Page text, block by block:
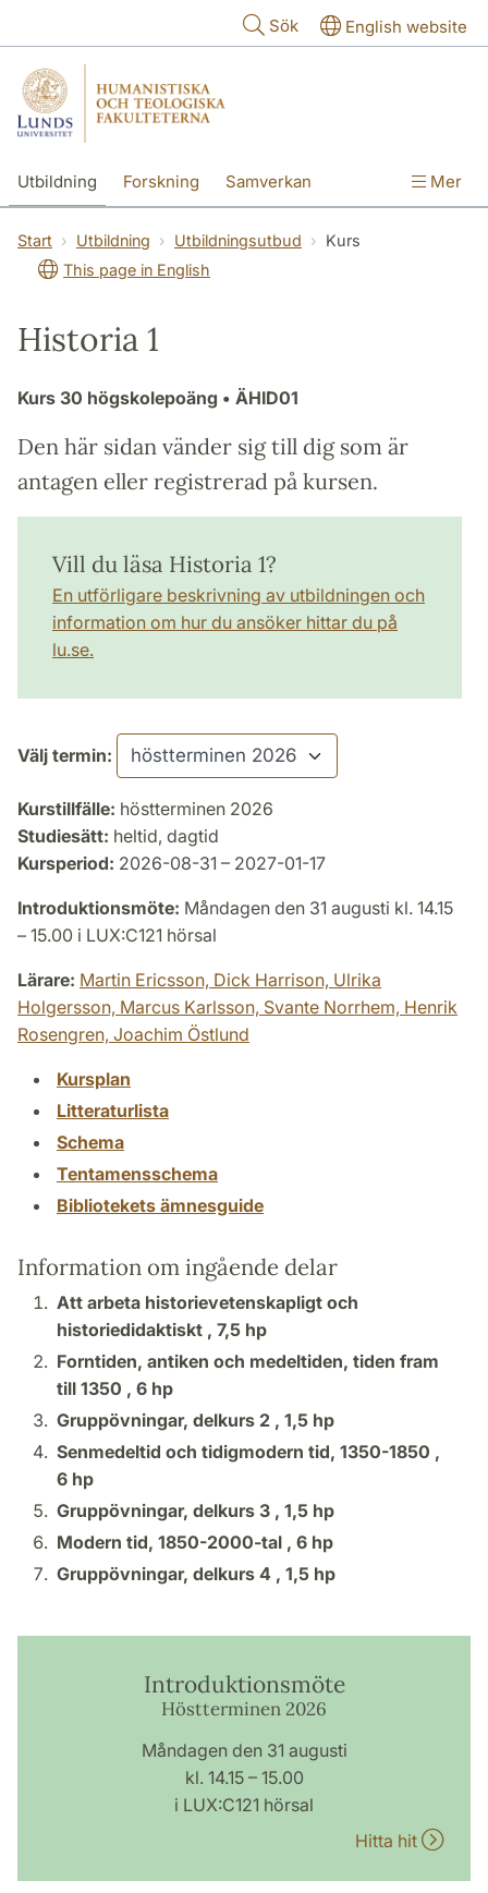
Sök English website
Utbildning Forskning Samverkan Mer
Start Utbildning Utbildningsutbud
Kurs
This page in English
Historia 1
Kurs 30 högskolepoäng • ÄHID01
Den här sidan vänder sig till dig som är
antagen eller registrerad på kursen.
Vill du läsa Historia 1?
En utförligare beskrivning av utbildningen och
information om hur du ansöker hittar du på
lu.se.
Välj termin:
Kurstillfälle: höstterminen 2026
Studiesätt: heltid, dagtid
Kursperiod: 2026-08-31 – 2027-01-17
Introduktionsmöte: Måndagen den 31 augusti kl. 14.15
– 15.00 i LUX:C121 hörsal
Lärare: Martin Ericsson, Dick Harrison, Ulrika
Holgersson, Marcus Karlsson, Svante Norrhem, Henrik
Rosengren, Joachim Östlund
Kursplan
Litteraturlista
Schema
Tentamensschema
Bibliotekets ämnesguide
Information om ingående delar
Att arbeta historievetenskapligt och
historiedidaktiskt , 7,5 hp
Forntiden, antiken och medeltiden, tiden fram
till 1350 , 6 hp
Gruppövningar, delkurs 2 , 1,5 hp
Senmedeltid och tidigmodern tid, 1350-1850 ,
6 hp
Gruppövningar, delkurs 3 , 1,5 hp
Modern tid, 1850-2000-tal , 6 hp
Gruppövningar, delkurs 4 , 1,5 hp
Introduktionsmöte
Höstterminen 2026
Måndagen den 31 augusti
kl. 14.15 – 15.00
i LUX:C121 hörsal
Hitta hit